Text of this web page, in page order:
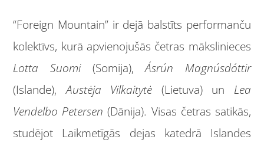
“Foreign Mountain” ir dejā balstīts performanču
kolektīvs, kurā apvienojušās četras mākslinieces
Lotta Suomi(Somija),Ásrún Magnúsdóttir
(Islande),Austėja Vilkaitytė (Lietuva) un Lea
Vendelbo Petersen (Dānija). Visas četras satikās,
studējot Laikmetīgās dejas katedrā Islandes